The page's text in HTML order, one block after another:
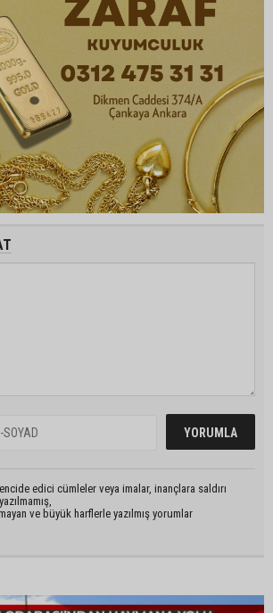
edici cümleler veya imalar, inançlara saldırı
ve büyük harflerle yazılmış yorumlar